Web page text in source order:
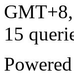
15